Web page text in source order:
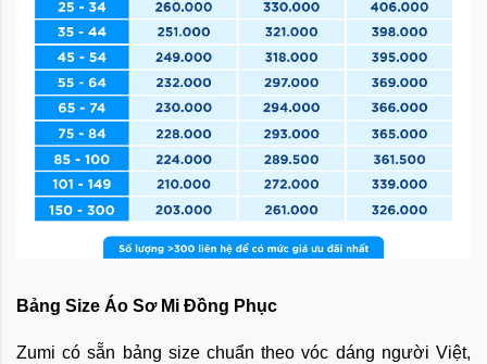
Bảng Size Áo Sơ Mi Đồng Phục
Zumi có sẵn bảng size chuẩn theo vóc dáng người Việt,